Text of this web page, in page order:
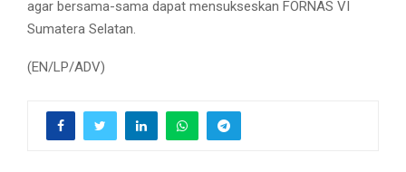
agar bersama-sama dapat mensukseskan FORNAS VI
Sumatera Selatan.
(EN/LP/ADV)